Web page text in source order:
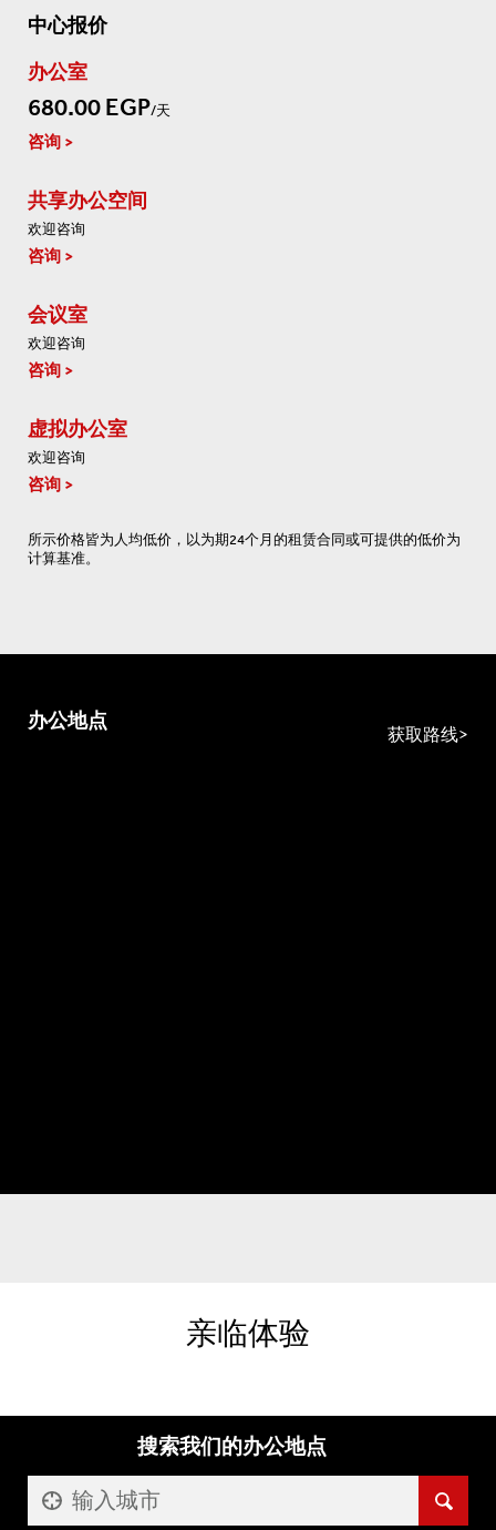
中心报价
办公室
680.00 EGP/天
咨询
共享办公空间
欢迎咨询
咨询
会议室
欢迎咨询
咨询
虚拟办公室
欢迎咨询
咨询
所示价格皆为人均低价，以为期24个月的租赁合同或可提供的低价为
计算基准。
办公地点
获取路线
亲临体验
搜索我们的办公地点